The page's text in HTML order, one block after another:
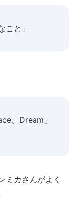
こと」
、Dream」
ミカさんがよく